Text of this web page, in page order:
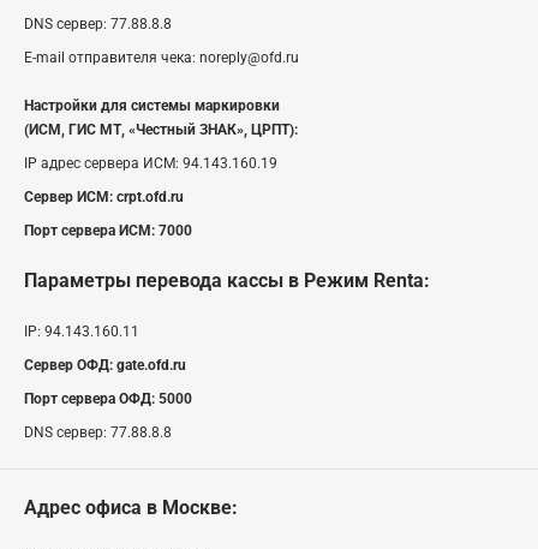
DNS сервер: 77.88.8.8
E-mail отправителя чека: noreply@ofd.ru
Настройки для системы маркировки
(ИСМ, ГИС МТ, «Честный ЗНАК», ЦРПТ):
IP адрес сервера ИСМ: 94.143.160.19
Сервер ИСМ: crpt.ofd.ru
Порт сервера ИСМ: 7000
Параметры перевода кассы в Режим Renta:
IP: 94.143.160.11
Сервер ОФД: gate.ofd.ru
Порт сервера ОФД: 5000
DNS сервер: 77.88.8.8
Адрес офиса в Москве: